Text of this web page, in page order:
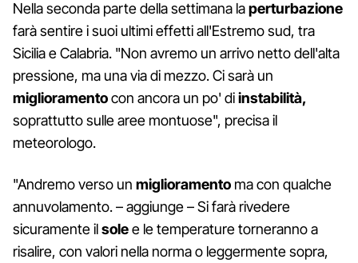
Nella seconda parte della settimana laperturbazione
farà sentire i suoi ultimi effetti all'Estremo sud, tra
Sicilia e Calabria. "Non avremo un arrivo netto dell'alta
pressione, ma una via di mezzo. Ci sarà un
miglioramentocon ancora un po' diinstabilità,
soprattutto sulle aree montuose", precisa il
meteorologo.
"Andremo verso un miglioramento ma con qualche
annuvolamento. – aggiunge – Si farà rivedere
sicuramente ilsolee le temperature torneranno a
risalire, con valori nella norma o leggermente sopra,